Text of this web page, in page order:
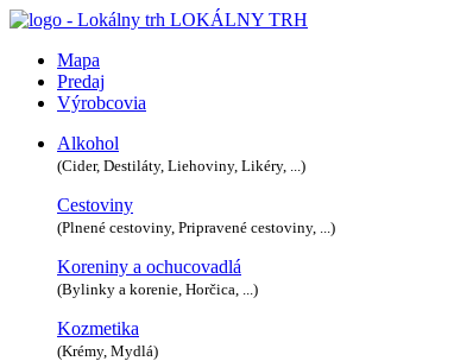
LOKÁLNY TRH
Mapa
Predaj
Výrobcovia
Alkohol
(Cider, Destiláty, Liehoviny, Likéry, ...)
Cestoviny
(Plnené cestoviny, Pripravené cestoviny, ...)
Koreniny a ochucovadlá
(Bylinky a korenie, Horčica, ...)
Kozmetika
(Krémy, Mydlá)